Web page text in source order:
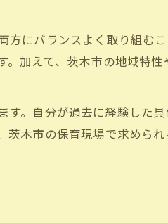
にバランスよく取り組む
加えて、茨木市の地域特
。自分が過去に経験した
木市の保育現場で求めら